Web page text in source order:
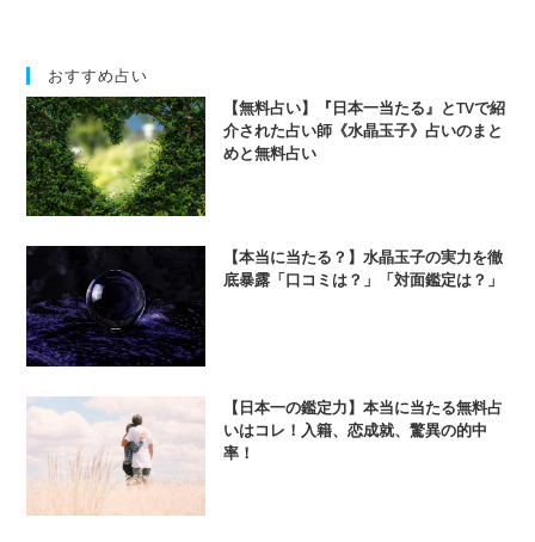
おすすめ占い
【無料占い】『日本一当たる』とTVで紹
介された占い師《水晶玉子》占いのまと
めと無料占い
【本当に当たる？】水晶玉子の実力を徹
底暴露「口コミは？」「対面鑑定は？」
【日本一の鑑定力】本当に当たる無料占
いはコレ！入籍、恋成就、驚異の的中
率！